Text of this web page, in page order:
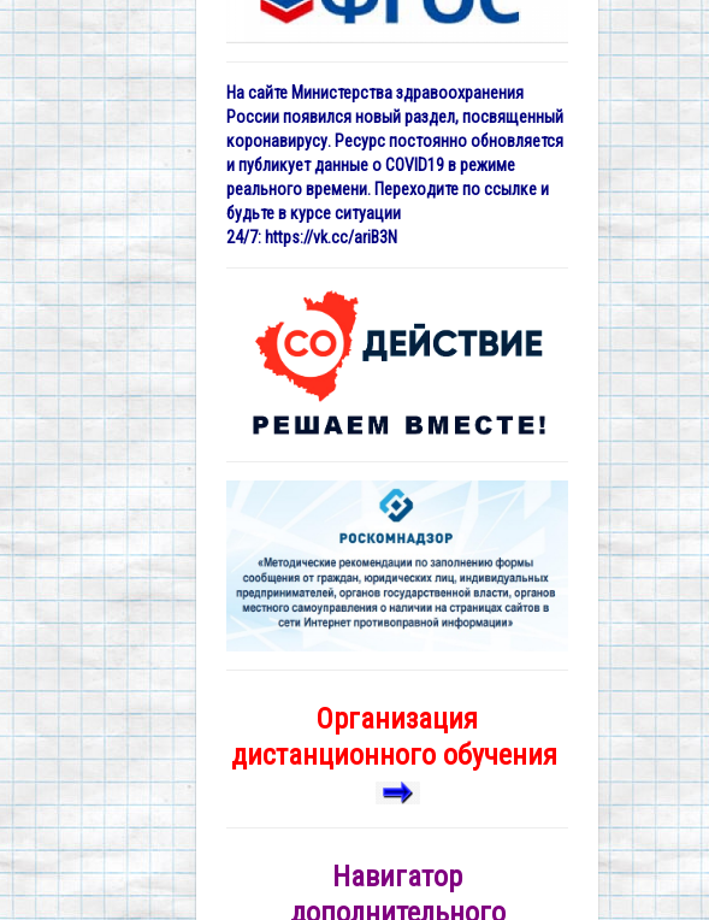
На сайте Министерства здравоохранения
России появился новый раздел, посвященный
коронавирусу. Ресурс постоянно обновляется
и публикует данные о COVID19 в режиме
реального времени. Переходите по ссылке и
будьте в курсе ситуации
24/7: https://vk.cc/ariB3N
Организация
дистанционного обучения
Навигатор
дополнительного